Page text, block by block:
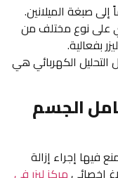
إلى صبغة الميلانين.
على نوع مختلف من
بفعالية.
الكهربائي هي
الجسم
فيها إجراء إزالة
اخصائيمركز ليزر في